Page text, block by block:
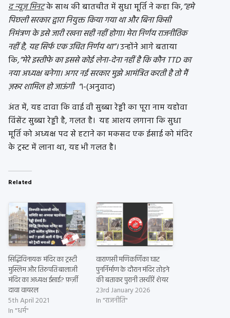
द न्यूज़ मिनटके साथ की बातचीत में सुधा मूर्ति ने कहा कि,”हमे
पिछली सरकार द्वारा नियुक्त किया गया था और बिना किसी
निमंत्रण के इसे जारी रखना सही नहीं होगा। मेरा निर्णय राजनीतिक
नहीं है, यह सिर्फ एक उचित निर्णय था”।उन्होंने आगे बताया
कि,”मेरे इस्तीफे का इससे कोई लेना-देना नहीं है कि कौन TTD का
नया अध्यक्ष बनेगा। अगर नई सरकार मुझे आमंत्रित करती है तो मैं
ज़रूर शामिल हो जाऊंगी “।-(अनुवाद)
अंत में, यह दावा कि वाई वी सुब्बा रेड्डी का पूरा नाम यहोवा
विंसेंट सुब्बा रेड्डी है, गलत है। यह आशय लगाना कि सुधा
मूर्ति को अध्यक्ष पद से हटाने का मकसद एक ईसाई को मंदिर
के ट्रस्ट में लाना था, यह भी गलत है।
Related
सिद्धिविनायक मंदिर का ट्रस्टी
मुस्लिम और तिरुपति बालाजी
मंदिर का अध्यक्ष ईसाई? फ़र्ज़ी
दावा वायरल
5th April 2021
In "धर्म"
वाराणसी मणिकर्णिका घाट
पुनर्निर्माण के दौरान मंदिर तोड़ने
की बताकर पुरानी तस्वीरें शेयर
23rd January 2026
In "राजनीति"